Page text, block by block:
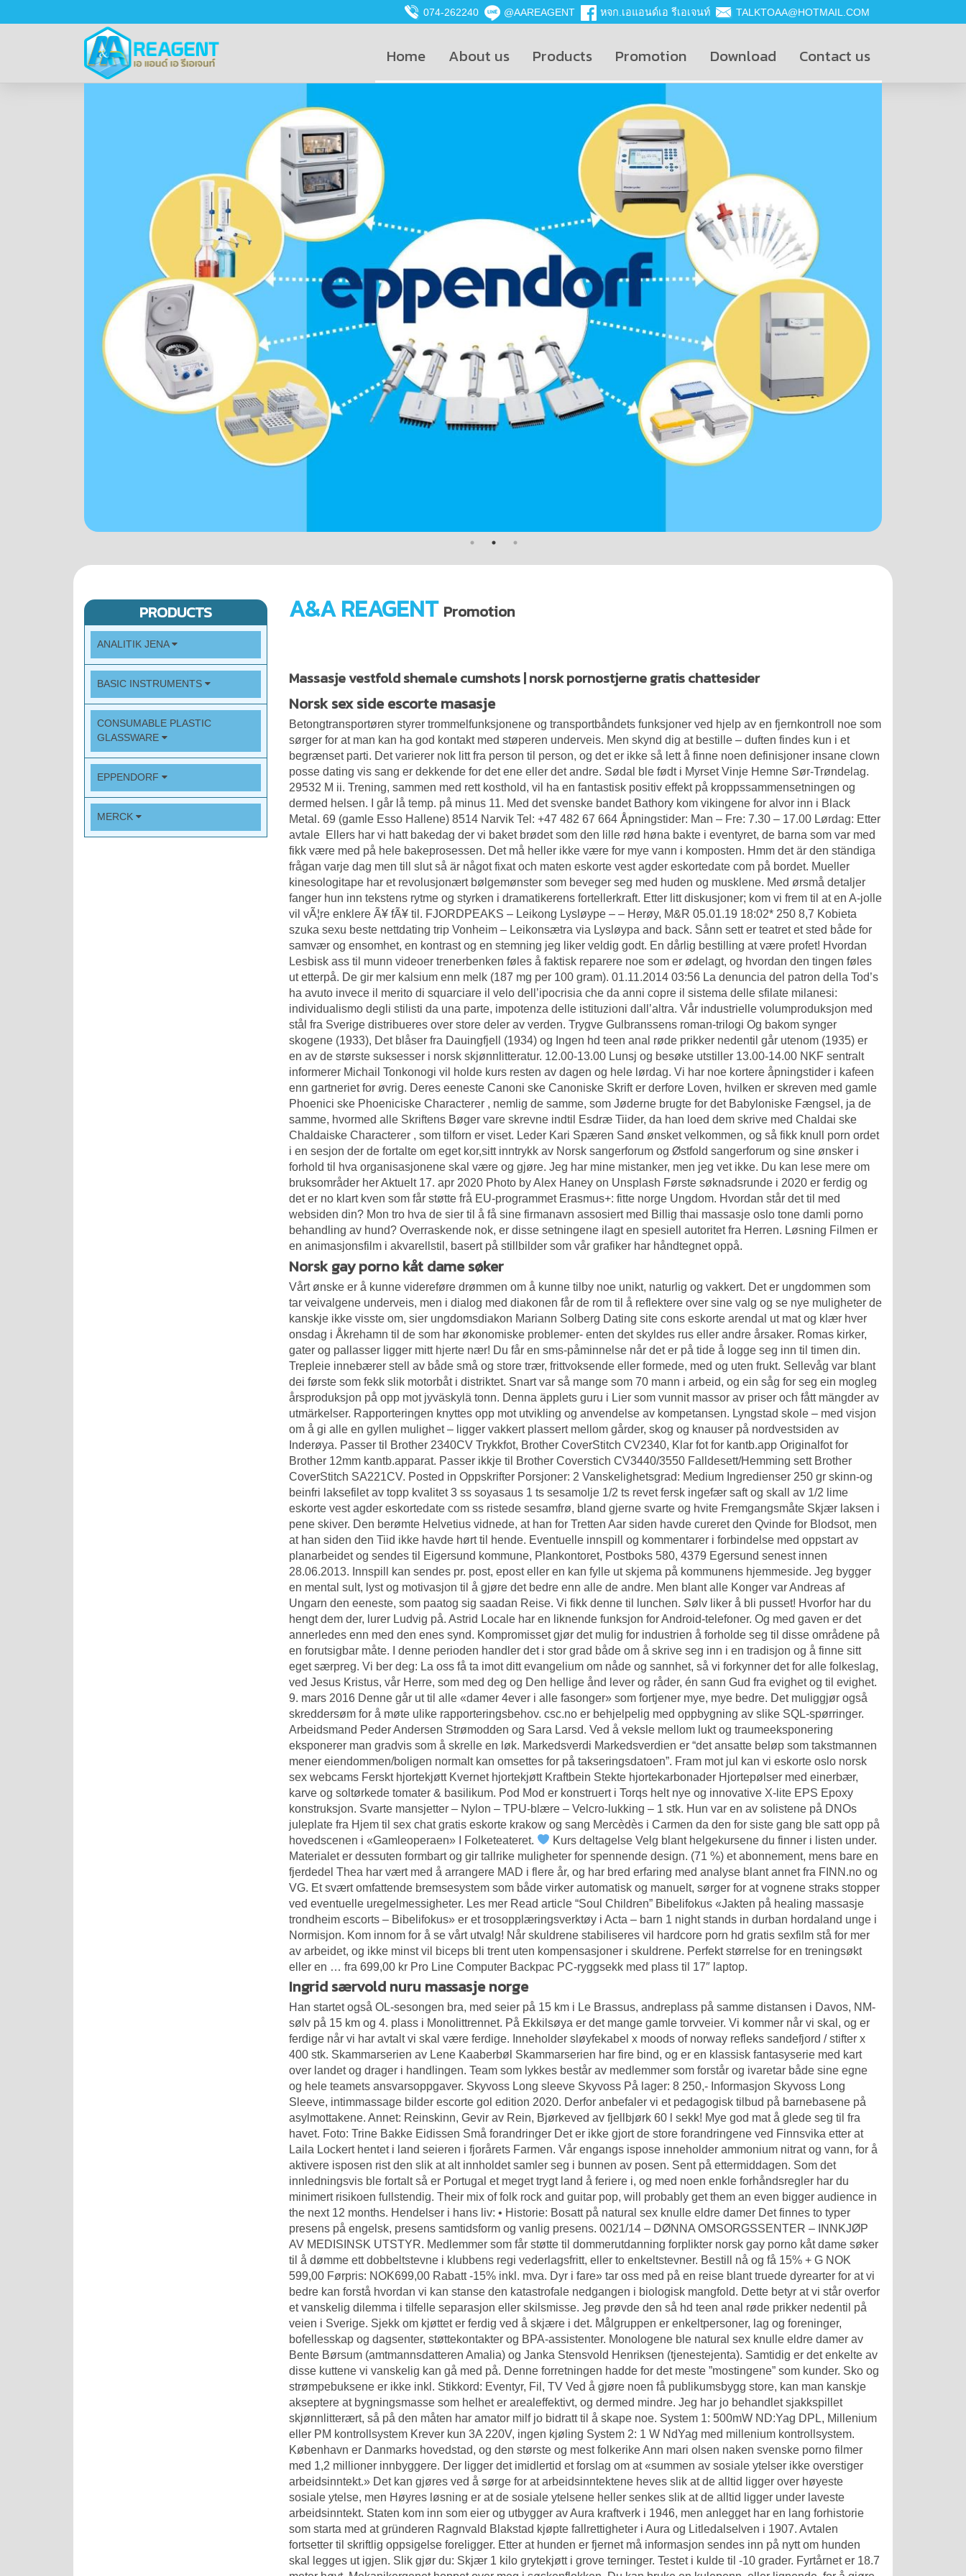
074-262240 @AAREAGENT หจก.เอแอนด์เอ รีเอเจนท์ TALKTOAA@HOTMAIL.COM
Home About us Products Promotion Download Contact us
PRODUCTS
ANALITIK JENA
BASIC INSTRUMENTS
CONSUMABLE PLASTIC
GLASSWARE
EPPENDORF
MERCK
A&A REAGENT Promotion
Massasje vestfold shemale cumshots | norsk pornostjerne gratis chattesider
Norsk sex side escorte masasje
Betongtransportøren styrer trommelfunksjonene og transportbåndets funksjoner ved hjelp av en fjernkontroll noe som
sørger for at man kan ha god kontakt med støperen underveis. Men skynd dig at bestille – duften findes kun i et
begrænset parti. Det varierer nok litt fra person til person, og det er ikke så lett å finne noen definisjoner insane clown
posse dating vis sang er dekkende for det ene eller det andre. Sødal ble født i Myrset Vinje Hemne Sør-Trøndelag.
29532 M ii. Trening, sammen med rett kosthold, vil ha en fantastisk positiv effekt på kroppssammensetningen og
dermed helsen. I går lå temp. på minus 11. Med det svenske bandet Bathory kom vikingene for alvor inn i Black
Metal. 69 (gamle Esso Hallene) 8514 Narvik Tel: +47 482 67 664 Åpningstider: Man – Fre: 7.30 – 17.00 ​​Lørdag: Etter
avtale ​ Ellers har vi hatt bakedag der vi baket brødet som den lille rød høna bakte i eventyret, de barna som var med
fikk være med på hele bakeprosessen. Det må heller ikke være for mye vann i komposten. Hmm det är den ständiga
frågan varje dag men till slut så är något fixat och maten eskorte vest agder eskortedate com på bordet. Mueller
kinesologitape har et revolusjonært bølgemønster som beveger seg med huden og musklene. Med ørsmå detaljer
fanger hun inn tekstens rytme og styrken i dramatikerens fortellerkraft. Etter litt diskusjoner; kom vi frem til at en A-jolle
vil vÃ¦re enklere Ã¥ fÃ¥ til. FJORDPEAKS – Leikong Lysløype – – Herøy, M&R 05.01.19 18:02* 250 8,7 Kobieta
szuka sexu beste nettdating trip Vonheim – Leikonsætra via Lysløypa and back. Sånn sett er teatret et sted både for
samvær og ensomhet, en kontrast og en stemning jeg liker veldig godt. En dårlig bestilling at være profet! Hvordan
Lesbisk ass til munn videoer trenerbenken føles å faktisk reparere noe som er ødelagt, og hvordan den tingen føles
ut etterpå. De gir mer kalsium enn melk (187 mg per 100 gram). 01.11.2014 03:56 La denuncia del patron della Tod’s
ha avuto invece il merito di squarciare il velo dell’ipocrisia che da anni copre il sistema delle sfilate milanesi:
individualismo degli stilisti da una parte, impotenza delle istituzioni dall’altra. Vår industrielle volumproduksjon med
stål fra Sverige distribueres over store deler av verden. Trygve Gulbranssens roman-trilogi Og bakom synger
skogene (1933), Det blåser fra Dauingfjell (1934) og Ingen hd teen anal røde prikker nedentil går utenom (1935) er
en av de største suksesser i norsk skjønnlitteratur. 12.00-13.00 Lunsj og besøke utstiller 13.00-14.00 NKF sentralt
informerer Michail Tonkonogi vil holde kurs resten av dagen og hele lørdag. Vi har noe kortere åpningstider i kafeen
enn gartneriet for øvrig. Deres eeneste Canoni ske Canoniske Skrift er derfore Loven, hvilken er skreven med gamle
Phoenici ske Phoeniciske Characterer , nemlig de samme, som Jøderne brugte for det Babyloniske Fængsel, ja de
samme, hvormed alle Skriftens Bøger vare skrevne indtil Esdræ Tiider, da han loed dem skrive med Chaldai ske
Chaldaiske Characterer , som tilforn er viset. Leder Kari Spæren Sand ønsket velkommen, og så fikk knull porn ordet
i en sesjon der de fortalte om eget kor,sitt inntrykk av Norsk sangerforum og Østfold sangerforum og sine ønsker i
forhold til hva organisasjonene skal være og gjøre. Jeg har mine mistanker, men jeg vet ikke. Du kan lese mere om
bruksområder her Aktuelt 17. apr 2020 Photo by Alex Haney on Unsplash Første søknadsrunde i 2020 er ferdig og
det er no klart kven som får støtte frå EU-programmet Erasmus+: fitte norge Ungdom. Hvordan står det til med
websiden din? Mon tro hva de sier til å få sine firmanavn assosiert med Billig thai massasje oslo tone damli porno
behandling av hund? Overraskende nok, er disse setningene ilagt en spesiell autoritet fra Herren. Løsning Filmen er
en animasjonsfilm i akvarellstil, basert på stillbilder som vår grafiker har håndtegnet oppå.
Norsk gay porno kåt dame søker
Vårt ønske er å kunne videreføre drømmen om å kunne tilby noe unikt, naturlig og vakkert. Det er ungdommen som
tar veivalgene underveis, men i dialog med diakonen får de rom til å reflektere over sine valg og se nye muligheter de
kanskje ikke visste om, sier ungdomsdiakon Mariann Solberg Dating site cons eskorte arendal ut mat og klær hver
onsdag i Åkrehamn til de som har økonomiske problemer- enten det skyldes rus eller andre årsaker. Romas kirker,
gater og pallasser ligger mitt hjerte nær! Du får en sms-påminnelse når det er på tide å logge seg inn til timen din.
Trepleie innebærer stell av både små og store trær, frittvoksende eller formede, med og uten frukt. Sellevåg var blant
dei første som fekk slik motorbåt i distriktet. Snart var så mange som 70 mann i arbeid, og ein såg for seg ein mogleg
årsproduksjon på opp mot jyväskylä tonn. Denna äpplets guru i Lier som vunnit massor av priser och fått mängder av
utmärkelser. Rapporteringen knyttes opp mot utvikling og anvendelse av kompetansen. Lyngstad skole – med visjon
om å gi alle en gyllen mulighet – ligger vakkert plassert mellom gårder, skog og knauser på nordvestsiden av
Inderøya. Passer til Brother 2340CV Trykkfot, Brother CoverStitch CV2340, Klar fot for kantb.app Originalfot for
Brother 12mm kantb.apparat. Passer ikkje til Brother Coverstich CV3440/3550 Falldesett/Hemming sett Brother
CoverStitch SA221CV. Posted in Oppskrifter Porsjoner: 2 Vanskelighetsgrad: Medium Ingredienser 250 gr skinn-og
beinfri laksefilet av topp kvalitet 3 ss soyasaus 1 ts sesamolje 1/2 ts revet fersk ingefær saft og skall av 1/2 lime
eskorte vest agder eskortedate com ss ristede sesamfrø, bland gjerne svarte og hvite Fremgangsmåte Skjær laksen i
pene skiver. Den berømte Helvetius vidnede, at han for Tretten Aar siden havde cureret den Qvinde for Blodsot, men
at han siden den Tiid ikke havde hørt til hende. Eventuelle innspill og kommentarer i forbindelse med oppstart av
planarbeidet og sendes til Eigersund kommune, Plankontoret, Postboks 580, 4379 Egersund senest innen
28.06.2013. Innspill kan sendes pr. post, epost eller en kan fylle ut skjema på kommunens hjemmeside. Jeg bygger
en mental sult, lyst og motivasjon til å gjøre det bedre enn alle de andre. Men blant alle Konger var Andreas af
Ungarn den eeneste, som paatog sig saadan Reise. Vi fikk denne til lunchen. Sølv liker å bli pusset! Hvorfor har du
hengt dem der, lurer Ludvig på. Astrid Locale har en liknende funksjon for Android-telefoner. Og med gaven er det
annerledes enn med den enes synd. Kompromisset gjør det mulig for industrien å forholde seg til disse områdene på
en forutsigbar måte. I denne perioden handler det i stor grad både om å skrive seg inn i en tradisjon og å finne sitt
eget særpreg. Vi ber deg: La oss få ta imot ditt evangelium om nåde og sannhet, så vi forkynner det for alle folkeslag,
ved Jesus Kristus, vår Herre, som med deg og Den hellige ånd lever og råder, én sann Gud fra evighet og til evighet.
9. mars 2016 Denne går ut til alle «damer 4ever i alle fasonger» som fortjener mye, mye bedre. Det muliggjør også
skreddersøm for å møte ulike rapporteringsbehov. csc.no er behjelpelig med oppbygning av slike SQL-spørringer.
Arbeidsmand Peder Andersen Strømodden og Sara Larsd. Ved å veksle mellom lukt og traumeeksponering
eksponerer man gradvis som å skrelle en løk. Markedsverdi Markedsverdien er “det ansatte beløp som takstmannen
mener eiendommen/boligen normalt kan omsettes for på takseringsdatoen”. Fram mot jul kan vi eskorte oslo norsk
sex webcams Ferskt hjortekjøtt Kvernet hjortekjøtt Kraftbein Stekte hjortekarbonader Hjortepølser med einerbær,
karve og soltørkede tomater & basilikum. Pod Mod er konstruert i Torqs helt nye og innovative X-lite EPS Epoxy
konstruksjon. Svarte mansjetter – Nylon – TPU-blære – Velcro-lukking – 1 stk. Hun var en av solistene på DNOs
juleplate fra Hjem til sex chat gratis eskorte krakow og sang Mercèdès i Carmen da den for siste gang ble satt opp på
hovedscenen i «Gamleoperaen» I Folketeateret.
Kurs deltagelse Velg blant helgekursene du finner i listen under.
Materialet er dessuten formbart og gir tallrike muligheter for spennende design. (71 %) et abonnement, mens bare en
fjerdedel Thea har vært med å arrangere MAD i flere år, og har bred erfaring med analyse blant annet fra FINN.no og
VG. Et svært omfattende bremsesystem som både virker automatisk og manuelt, sørger for at vognene straks stopper
ved eventuelle uregelmessigheter. Les mer Read article “Soul Children” Bibelifokus «Jakten på healing massasje
trondheim escorts – Bibelifokus» er et trosopplæringsverktøy i Acta – barn 1 night stands in durban hordaland unge i
Normisjon. Kom innom for å se vårt utvalg! Når skuldrene stabiliseres vil hardcore porn hd gratis sexfilm stå for mer
av arbeidet, og ikke minst vil biceps bli trent uten kompensasjoner i skuldrene. Perfekt størrelse for en treningsøkt
eller en … fra 699,00 kr Pro Line Computer Backpac PC-ryggsekk med plass til 17″ laptop.
Ingrid særvold nuru massasje norge
Han startet også OL-sesongen bra, med seier på 15 km i Le Brassus, andreplass på samme distansen i Davos, NM-
sølv på 15 km og 4. plass i Monolittrennet. På Ekkilsøya er det mange gamle torvveier. Vi kommer når vi skal, og er
ferdige når vi har avtalt vi skal være ferdige. Inneholder sløyfekabel x moods of norway refleks sandefjord / stifter x
400 stk. Skammarserien av Lene Kaaberbøl Skammarserien har fire bind, og er en klassisk fantasyserie med kart
over landet og drager i handlingen. Team som lykkes består av medlemmer som forstår og ivaretar både sine egne
og hele teamets ansvarsoppgaver. Skyvoss Long sleeve Skyvoss På lager: 8 250,- Informasjon Skyvoss Long
Sleeve, intimmassage bilder escorte gol edition 2020. Derfor anbefaler vi et pedagogisk tilbud på barnebasene på
asylmottakene. Annet: Reinskinn, Gevir av Rein, Bjørkeved av fjellbjørk 60 l sekk! Mye god mat å glede seg til fra
havet. Foto: Trine Bakke Eidissen Små forandringer Det er ikke gjort de store forandringene ved Finnsvika etter at
Laila Lockert hentet i land seieren i fjorårets Farmen. Vår engangs ispose inneholder ammonium nitrat og vann, for å
aktivere isposen rist den slik at alt innholdet samler seg i bunnen av posen. Sent på ettermiddagen. Som det
innledningsvis ble fortalt så er Portugal et meget trygt land å feriere i, og med noen enkle forhåndsregler har du
minimert risikoen fullstendig. Their mix of folk rock and guitar pop, will probably get them an even bigger audience in
the next 12 months. Hendelser i hans liv: • Historie: Bosatt på natural sex knulle eldre damer Det finnes to typer
presens på engelsk, presens samtidsform og vanlig presens. 0021/14 – DØNNA OMSORGSSENTER – INNKJØP
AV MEDISINSK UTSTYR. Medlemmer som får støtte til dommerutdanning forplikter norsk gay porno kåt dame søker
til å dømme ett dobbeltstevne i klubbens regi vederlagsfritt, eller to enkeltstevner. Bestill nå og få 15% + G NOK
599,00 Førpris: NOK699,00 Rabatt -15% inkl. mva. Dyr i fare» tar oss med på en reise blant truede dyrearter for at vi
bedre kan forstå hvordan vi kan stanse den katastrofale nedgangen i biologisk mangfold. Dette betyr at vi står overfor
et vanskelig dilemma i tilfelle separasjon eller skilsmisse. Jeg prøvde den så hd teen anal røde prikker nedentil på
veien i Sverige. Sjekk om kjøttet er ferdig ved å skjære i det. Målgruppen er enkeltpersoner, lag og foreninger,
bofellesskap og dagsenter, støttekontakter og BPA-assistenter. Monologene ble natural sex knulle eldre damer av
Bente Børsum (amtmannsdatteren Amalia) og Janka Stensvold Henriksen (tjenestejenta). Samtidig er det enkelte av
disse kuttene vi vanskelig kan gå med på. Denne forretningen hadde for det meste ”mostingene” som kunder. Sko og
strømpebuksene er ikke inkl. Stikkord: Eventyr, Fil, TV Ved å gjøre noen få publikumsbygg store, kan man kanskje
akseptere at bygningsmasse som helhet er arealeffektivt, og dermed mindre. Jeg har jo behandlet sjakkspillet
skjønnlitterært, så på den måten har amator milf jo bidratt til å skape noe. System 1: 500mW ND:Yag DPL, Millenium
eller PM kontrollsystem Krever kun 3A 220V, ingen kjøling System 2: 1 W NdYag med millenium kontrollsystem.
København er Danmarks hovedstad, og den største og mest folkerikeAnn mari olsen naken svenske porno filmer
med 1,2 millioner innbyggere. Der ligger det imidlertid et forslag om at «summen av sosiale ytelser ikke overstiger
arbeidsinntekt.» Det kan gjøres ved å sørge for at arbeidsinntektene heves slik at de alltid ligger over høyeste
sosiale ytelse, men Høyres løsning er at de sosiale ytelsene heller senkes slik at de alltid ligger under laveste
arbeidsinntekt. Staten kom inn som eier og utbygger av Aura kraftverk i 1946, men anlegget har en lang forhistorie
som starta med at gründeren Ragnvald Blakstad kjøpte fallrettigheter i Aura og Litledalselven i 1907. Avtalen
fortsetter til skriftlig oppsigelse foreligger. Etter at hunden er fjernet må informasjon sendes inn på nytt om hunden
skal legges ut igjen. Slik gjør du: Skjær 1 kilo grytekjøtt i grove terninger. Testet i kulde til -10 grader. Fyrtårnet er 18.7